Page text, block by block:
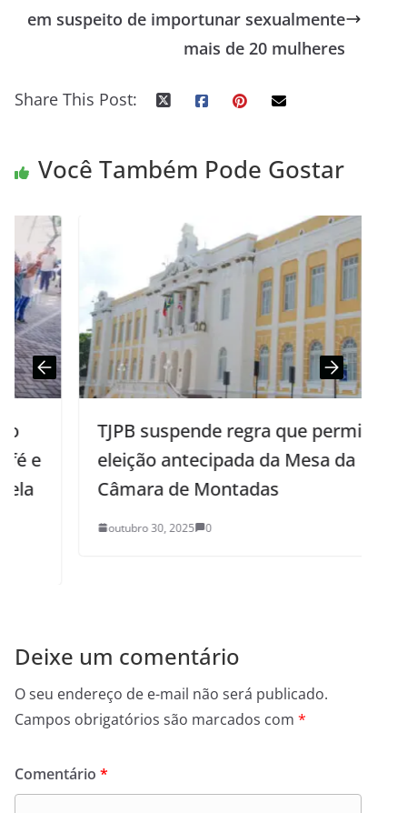
em suspeito de importunar sexualmente
mais de 20 mulheres
Share This Post:
Você Também Pode Gostar
TJPB suspende regra que permitia
eleição antecipada da Mesa da
Câmara de Montadas
outubro 30, 2025 0
Deixe um comentário
O seu endereço de e-mail não será publicado.
Campos obrigatórios são marcados com *
Comentário *